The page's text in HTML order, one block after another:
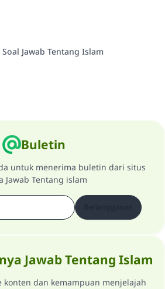
Soal Jawab Tentang Islam
Buletin
untuk menerima buletin dari situs
Jawab Tentang islam
Jawab Tentang Islam
konten dan kemampuan menjelajah